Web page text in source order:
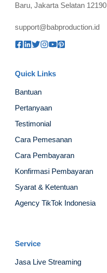
Baru, Jakarta Selatan 12190
support@babproduction.id
Quick Links
Bantuan
Pertanyaan
Testimonial
Cara Pemesanan
Cara Pembayaran
Konfirmasi Pembayaran
Syarat & Ketentuan
Agency TikTok Indonesia
Service
Jasa Live Streaming